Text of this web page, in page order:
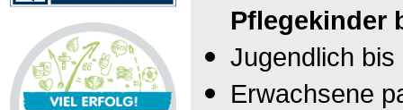
Pflegekinder
Jugendlich
Erwachsene